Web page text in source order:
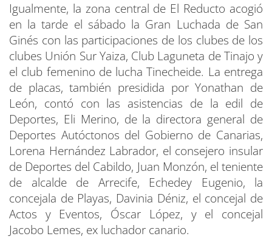
Igualmente, la zona central de El Reducto acogió
en la tarde el sábado la Gran Luchada de San
Ginés con las participaciones de los clubes de los
clubes Unión Sur Yaiza, Club Laguneta de Tinajo y
el club femenino de lucha Tinecheide. La entrega
de placas, también presidida por Yonathan de
León, contó con las asistencias de la edil de
Deportes, Eli Merino, de la directora general de
Deportes Autóctonos del Gobierno de Canarias,
Lorena Hernández Labrador, el consejero insular
de Deportes del Cabildo, Juan Monzón, el teniente
de alcalde de Arrecife, Echedey Eugenio, la
concejala de Playas, Davinia Déniz, el concejal de
Actos y Eventos, Óscar López, y el concejal
Jacobo Lemes, ex luchador canario.